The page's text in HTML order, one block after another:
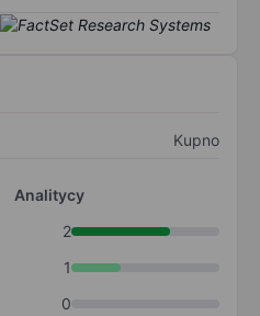
Kupno
Analitycy
2
1
0